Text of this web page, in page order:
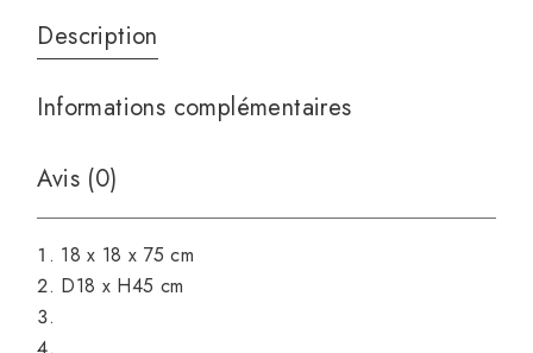
Description
Informations complémentaires
Avis (0)
18 x 18 x 75 cm
D18 x H45 cm